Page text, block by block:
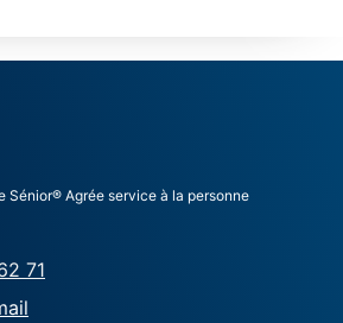
Sénior® Agrée service à la personne
71